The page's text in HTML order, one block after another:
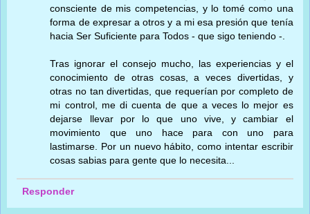
consciente de mis competencias, y lo tomé como una
forma de expresar a otros y a mi esa presión que tenía
hacia Ser Suficiente para Todos - que sigo teniendo -.
Tras ignorar el consejo mucho, las experiencias y el
conocimiento de otras cosas, a veces divertidas, y
otras no tan divertidas, que requerían por completo de
mi control, me di cuenta de que a veces lo mejor es
dejarse llevar por lo que uno vive, y cambiar el
movimiento que uno hace para con uno para
lastimarse. Por un nuevo hábito, como intentar escribir
cosas sabias para gente que lo necesita...
Responder